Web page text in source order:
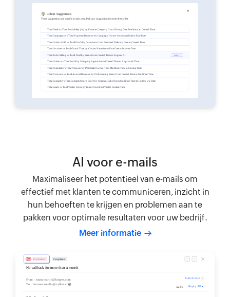
AI voor e-mails
Maximaliseer het potentieel van e-mails om
effectief met klanten te communiceren, inzicht in
hun behoeften te krijgen en problemen aan te
pakken voor optimale resultaten voor uw bedrijf.
Meer informatie